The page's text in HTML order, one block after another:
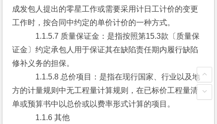
成发包人提出的零星工作或需要采用计日工计价的变更
工作时，按合同中约定的单价计价的一种方式。
1.1.5.7 质量保证金：是指按照第15.3款〔质量保
证金〕约定承包人用于保证其在缺陷责任期内履行缺陷
修补义务的担保。
1.1.5.8 总价项目：是指在现行国家、行业以及地
方的计量规则中无工程量计算规则，在已标价工程量清
单或预算书中以总价或以费率形式计算的项目。
1.1.6 其他